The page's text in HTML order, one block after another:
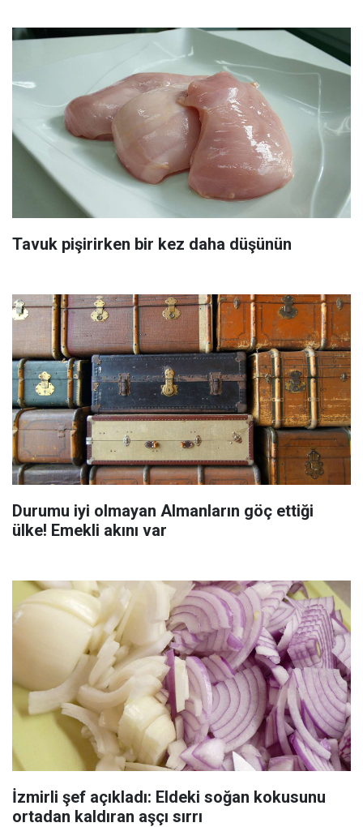
Tavuk pişirirken bir kez daha düşünün
Durumu iyi olmayan Almanların göç ettiği
ülke! Emekli akını var
İzmirli şef açıkladı: Eldeki soğan kokusunu
ortadan kaldıran aşçı sırrı